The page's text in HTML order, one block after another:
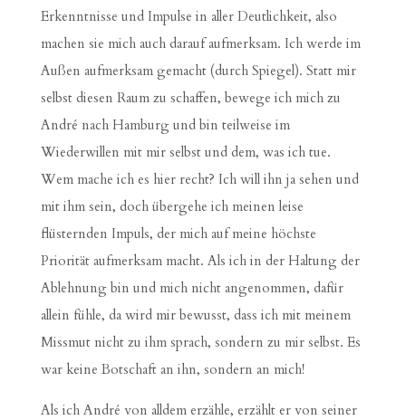
Erkenntnisse und Impulse in aller Deutlichkeit, also
machen sie mich auch darauf aufmerksam. Ich werde im
Außen aufmerksam gemacht (durch Spiegel). Statt mir
selbst diesen Raum zu schaffen, bewege ich mich zu
André nach Hamburg und bin teilweise im
Wiederwillen mit mir selbst und dem, was ich tue.
Wem mache ich es hier recht? Ich will ihn ja sehen und
mit ihm sein, doch übergehe ich meinen leise
flüsternden Impuls, der mich auf meine höchste
Priorität aufmerksam macht. Als ich in der Haltung der
Ablehnung bin und mich nicht angenommen, dafür
allein fühle, da wird mir bewusst, dass ich mit meinem
Missmut nicht zu ihm sprach, sondern zu mir selbst. Es
war keine Botschaft an ihn, sondern an mich!
Als ich André von alldem erzähle, erzählt er von seiner